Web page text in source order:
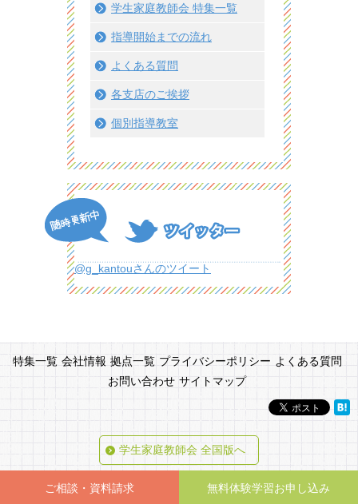
学生家庭教師会 特集一覧
指導開始までの流れ
よくある質問
各支店のご挨拶
個別指導教室
@g_kantouさんのツイート
特集一覧 会社情報 拠点一覧 プライバシーポリシー よくある質問
お問い合わせ サイトマップ
学生家庭教師会 全国版へ
Copyright (C) 2026 『学生家庭教師会』公式HP All Rights Reserved.